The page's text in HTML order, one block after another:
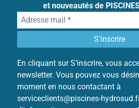
et nouveautés de
En cliquant sur S’inscrire, vous
newsletter. Vous pouvez vous
moment en nous contactant à
serviceclients@piscines-